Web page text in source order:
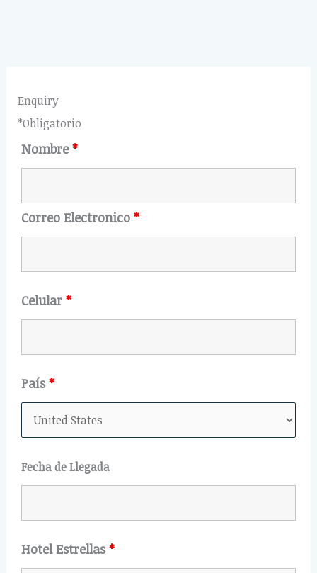
Enquiry
*Obligatorio
Nombre*
Correo Electronico *
Celular *
País*
Fecha de Llegada
Hotel Estrellas*